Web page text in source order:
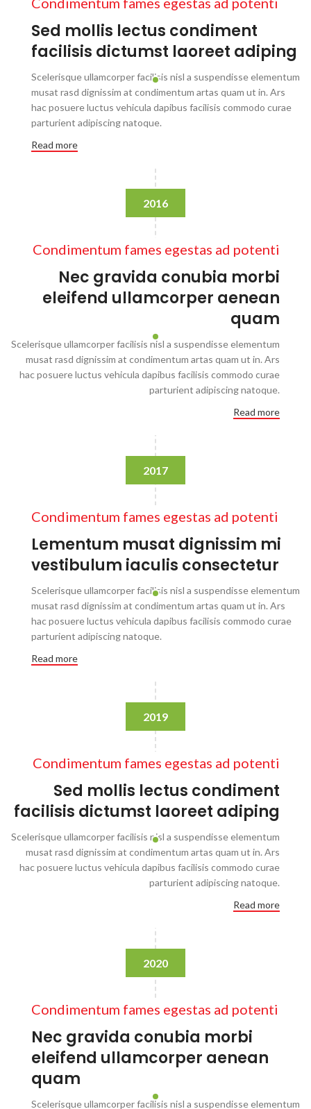
Sed mollis lectus condiment
facilisis dictumst laoreet adiping
Scelerisque ullamcorper facilisis nisl a suspendisse elementum
musat rasd dignissim at condimentum artas quam ut in. Ars
hac posuere luctus vehicula dapibus facilisis commodo curae
parturient adipiscing natoque.
Read more
2016
Condimentum fames egestas ad potenti
Nec gravida conubia morbi
eleifend ullamcorper aenean
quam
Scelerisque ullamcorper facilisis nisl a suspendisse elementum
musat rasd dignissim at condimentum artas quam ut in. Ars
hac posuere luctus vehicula dapibus facilisis commodo curae
parturient adipiscing natoque.
Read more
2017
Condimentum fames egestas ad potenti
Lementum musat dignissim mi
vestibulum iaculis consectetur
Scelerisque ullamcorper facilisis nisl a suspendisse elementum
musat rasd dignissim at condimentum artas quam ut in. Ars
hac posuere luctus vehicula dapibus facilisis commodo curae
parturient adipiscing natoque.
Read more
2019
Condimentum fames egestas ad potenti
Sed mollis lectus condiment
facilisis dictumst laoreet adiping
Scelerisque ullamcorper facilisis nisl a suspendisse elementum
musat rasd dignissim at condimentum artas quam ut in. Ars
hac posuere luctus vehicula dapibus facilisis commodo curae
parturient adipiscing natoque.
Read more
2020
Condimentum fames egestas ad potenti
Nec gravida conubia morbi
eleifend ullamcorper aenean
quam
Scelerisque ullamcorper facilisis nisl a suspendisse elementum